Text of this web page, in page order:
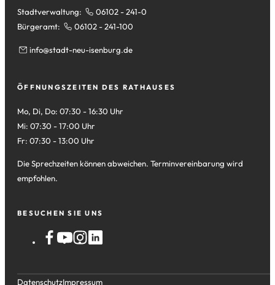
Stadtverwaltung:
06102 - 241-0
Bürgeramt:
06102 - 241-100
info stadt-neu-isenburg de
ÖFFNUNGSZEITEN DES RATHAUSES
Mo, Di, Do: 07:30 - 16:30 Uhr
Mi: 07:30 - 17:00 Uhr
Fr: 07:30 - 13:00 Uhr
Die Sprechzeiten können abweichen. Terminvereinbarung wird
empfohlen.
BESUCHEN SIE UNS
DatenschutzImpressum